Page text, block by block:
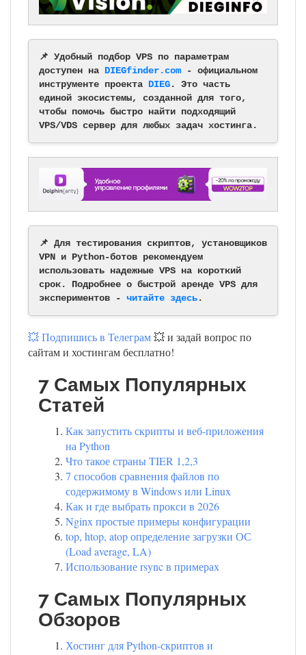
📌 Удобный подбор VPS по параметрам
доступен на DIEGfinder.com - официальном
инструменте проекта DIEG. Это часть
единой экосистемы, созданной для того,
чтобы помочь быстро найти подходящий
VPS/VDS сервер для любых задач хостинга.
📌 Для тестирования скриптов, установщиков
VPN и Python-ботов рекомендуем
использовать надежные VPS на короткий
срок. Подробнее о быстрой аренде VPS для
экспериментов - читайте здесь.
💥 Подпишись в Телеграм💥 и задай вопрос по
сайтам и хостингам бесплатно!
7 Самых Популярных
Статей
Как запустить скрипты и веб-приложения
на Python
Что такое страны TIER 1,2,3
7 способов сравнения файлов по
содержимому в Windows или Linux
Как и где выбрать прокси в 2026
Nginx простые примеры конфигурации
top, htop, atop определение загрузки ОС
(Load average, LA)
Использование rsync в примерах
7 Самых Популярных
Обзоров
Хостинг для Python-скриптов и